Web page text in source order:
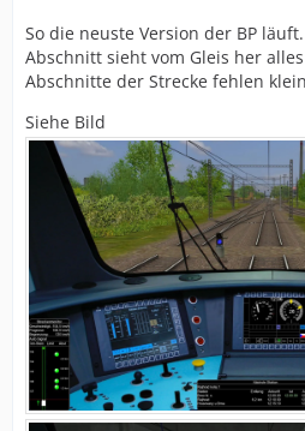
So die neuste Version der BP
Abschnitt sieht vom Gleis her
Abschnitte der Strecke fehlen
Siehe Bild